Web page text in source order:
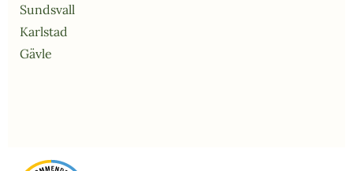
Sundsvall
Karlstad
Gävle